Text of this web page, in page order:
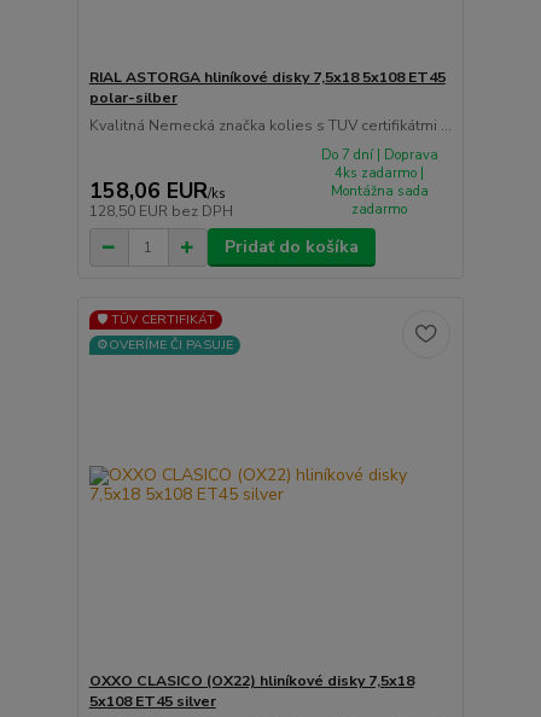
RIAL ASTORGA hliníkové disky 7,5x18 5x108 ET45
polar-silber
Kvalitná Nemecká značka kolies s TUV certifikátmi ...
158,06 EUR/ks
128,50 EUR bez DPH
Do 7 dní | Doprava
4ks zadarmo |
Montážna sada
zadarmo
Pridať do košíka
🛡️ TÜV CERTIFIKÁT
⚙️OVERÍME ČI PASUJE
OXXO CLASICO (OX22) hliníkové disky 7,5x18
5x108 ET45 silver